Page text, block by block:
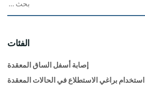
الفئات
إصابة أسفل الساق المعقدة
استخدام براغي الاستطلاع في الحالات المعقدة